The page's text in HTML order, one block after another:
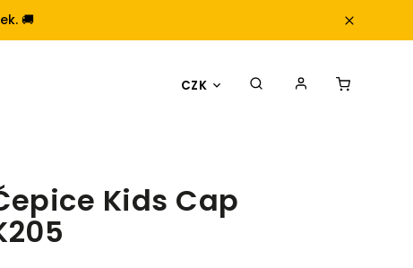
🚚
CZK
Kids Cap